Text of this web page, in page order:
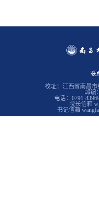
联
校址：江西省南昌
邮编
电话：0791-
院长信箱
书记信箱